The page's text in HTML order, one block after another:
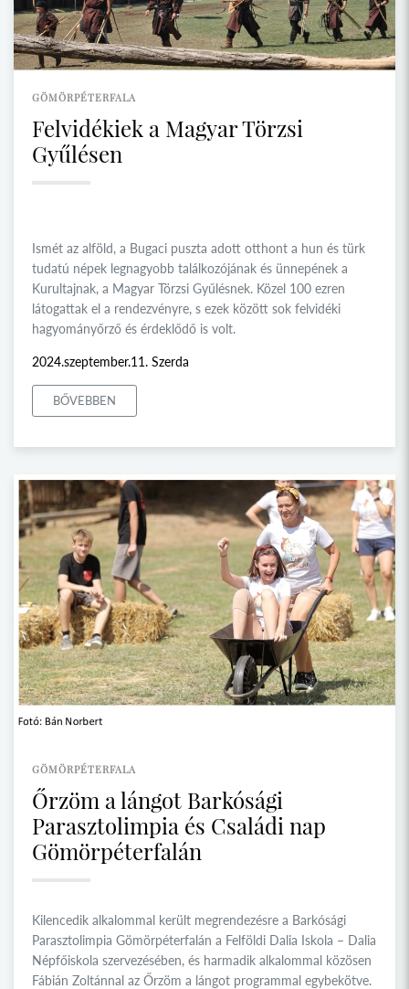
GÖMÖRPÉTERFALA
Felvidékiek a Magyar Törzsi
Gyűlésen
Ismét az alföld, a Bugaci puszta adott otthont a hun és türk
tudatú népek legnagyobb találkozójának és ünnepének a
Kurultajnak, a Magyar Törzsi Gyűlésnek. Közel 100 ezren
látogattak el a rendezvényre, s ezek között sok felvidéki
hagyományőrző és érdeklődő is volt.
2024.szeptember.11. Szerda
BŐVEBBEN
GÖMÖRPÉTERFALA
Őrzöm a lángot Barkósági
Parasztolimpia és Családi nap
Gömörpéterfalán
Kilencedik alkalommal került megrendezésre a Barkósági
Parasztolimpia Gömörpéterfalán a Felföldi Dalia Iskola – Dalia
Népfőiskola szervezésében, és harmadik alkalommal közösen
Fábián Zoltánnal az Őrzöm a lángot programmal egybekötve.